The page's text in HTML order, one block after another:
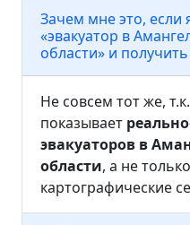
Зачем мне это, если
«эвакуатор в
области» и
Не совсем тот же,
показывает
эвакуаторов в
области, а не
картографические